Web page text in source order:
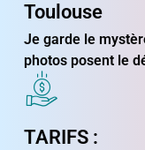
Toulouse
Je garde le
photos posent le
TARIFS :